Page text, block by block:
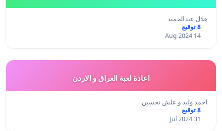
هلال عبدالحميد
8 توقيع
14 Aug 2024
اعادة لعبة العراق و الاردن
احمد وليد و علش تحسين
8 توقيع
31 Jul 2024